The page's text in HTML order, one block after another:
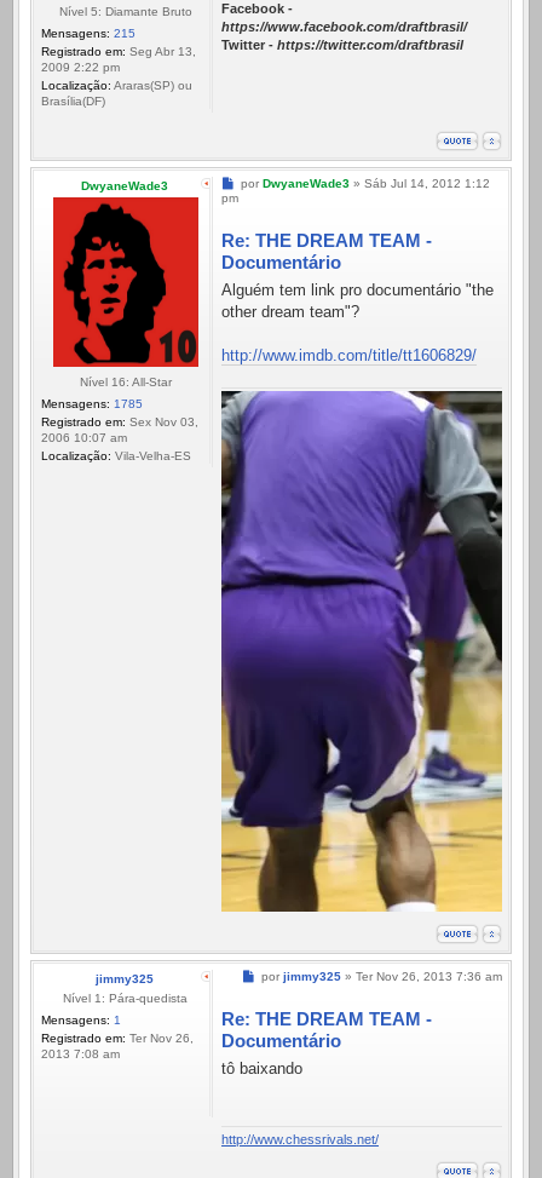
Nível 5: Diamante Bruto
Mensagens: 215
Registrado em: Seg Abr 13,
2009 2:22 pm
Localização: Araras(SP) ou
Brasília(DF)
Facebook -
https://www.facebook.com/draftbrasil/
Twitter - https://twitter.com/draftbrasil
DwyaneWade3
Nível 16: All-Star
Mensagens: 1785
Registrado em: Sex Nov 03,
2006 10:07 am
Localização: Vila-Velha-ES
Mensagem
por DwyaneWade3» Sáb Jul 14, 2012 1:12
pm
Re: THE DREAM TEAM -
Documentário
Alguém tem link pro documentário "the
other dream team"?
http://www.imdb.com/title/tt1606829/
jimmy325
Nível 1: Pára-quedista
Mensagens: 1
Registrado em: Ter Nov 26,
2013 7:08 am
Mensagem
por jimmy325 » Ter Nov 26, 2013 7:36 am
Re: THE DREAM TEAM -
Documentário
tô baixando
http://www.chessrivals.net/